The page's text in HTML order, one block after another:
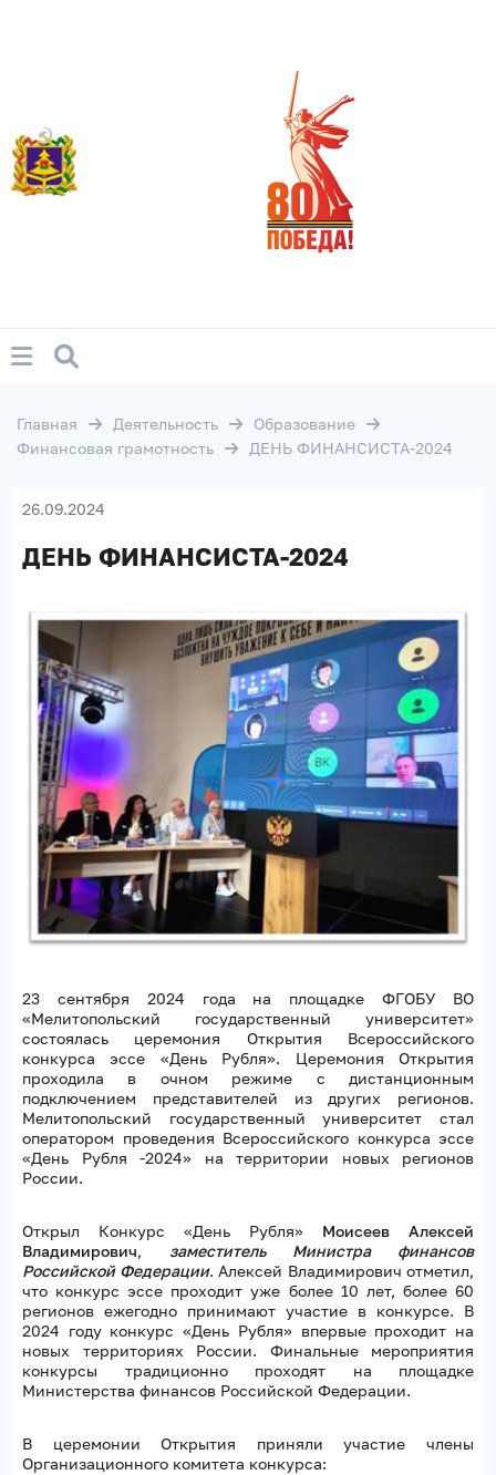
Главная Деятельность
Образование
Финансовая грамотность
ДЕНЬ ФИНАНСИСТА-2024
26.09.2024
ДЕНЬ ФИНАНСИСТА-2024
23 сентября 2024 года на площадке ФГОБУ ВО
«Мелитопольский государственный университет»
состоялась церемония Открытия Всероссийского
конкурса эссе «День Рубля». Церемония Открытия
проходила в очном режиме с дистанционным
подключением представителей из других регионов.
Мелитопольский государственный университет стал
оператором проведения Всероссийского конкурса эссе
«День Рубля -2024» на территории новых регионов
России.
Открыл Конкурс «День Рубля» Моисеев Алексей
Владимирович, заместитель Министра финансов
Российской Федерации. Алексей Владимирович отметил,
что конкурс эссе проходит уже более 10 лет, более 60
регионов ежегодно принимают участие в конкурсе. В
2024 году конкурс «День Рубля» впервые проходит на
новых территориях России. Финальные мероприятия
конкурсы традиционно проходят на площадке
Министерства финансов Российской Федерации.
В церемонии Открытия приняли участие члены
Организационного комитета конкурса: